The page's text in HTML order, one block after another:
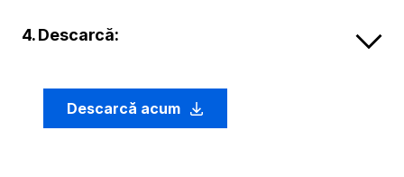
4. Descarcă:
Descarcă acum